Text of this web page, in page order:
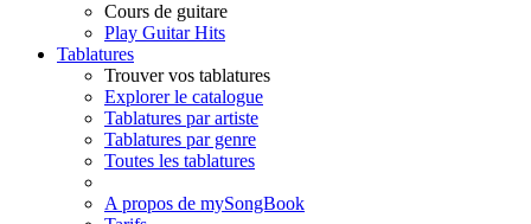
Cours de guitare
Play Guitar Hits
Tablatures
Trouver vos tablatures
Explorer le catalogue
Tablatures par artiste
Tablatures par genre
Toutes les tablatures
A propos de mySongBook